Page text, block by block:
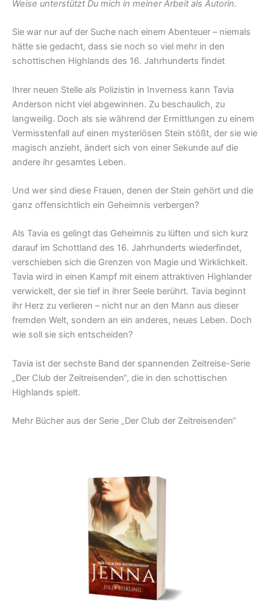
Weise unterstützt Du mich in meiner Arbeit als Autorin.
Sie war nur auf der Suche nach einem Abenteuer – niemals
hätte sie gedacht, dass sie noch so viel mehr in den
schottischen Highlands des 16. Jahrhunderts findet
Ihrer neuen Stelle als Polizistin in Inverness kann Tavia
Anderson nicht viel abgewinnen. Zu beschaulich, zu
langweilig. Doch als sie während der Ermittlungen zu einem
Vermisstenfall auf einen mysteriösen Stein stößt, der sie wie
magisch anzieht, ändert sich von einer Sekunde auf die
andere ihr gesamtes Leben.
Und wer sind diese Frauen, denen der Stein gehört und die
ganz offensichtlich ein Geheimnis verbergen?
Als Tavia es gelingt das Geheimnis zu lüften und sich kurz
darauf im Schottland des 16. Jahrhunderts wiederfindet,
verschieben sich die Grenzen von Magie und Wirklichkeit.
Tavia wird in einen Kampf mit einem attraktiven Highlander
verwickelt, der sie tief in ihrer Seele berührt. Tavia beginnt
ihr Herz zu verlieren – nicht nur an den Mann aus dieser
fremden Welt, sondern an ein anderes, neues Leben. Doch
wie soll sie sich entscheiden?
Tavia ist der sechste Band der spannenden Zeitreise-Serie
„Der Club der Zeitreisenden“, die in den schottischen
Highlands spielt.
Mehr Bücher aus der Serie „Der Club der Zeitreisenden“